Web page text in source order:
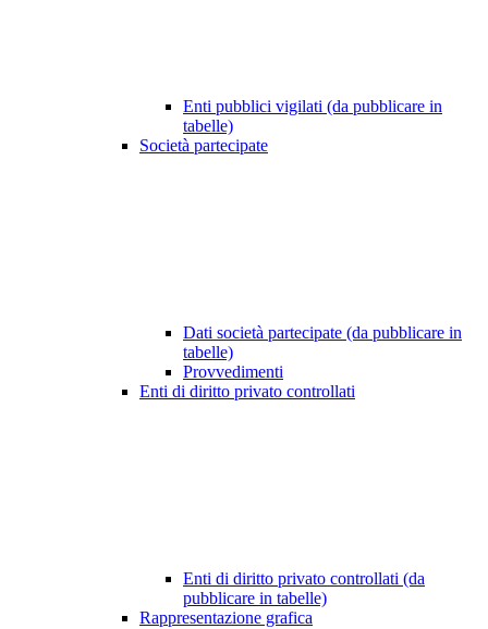
Enti pubblici vigilati (da pubblicare in
tabelle)
Società partecipate
Dati società partecipate (da pubblicare in
tabelle)
Provvedimenti
Enti di diritto privato controllati
Enti di diritto privato controllati (da
pubblicare in tabelle)
Rappresentazione grafica